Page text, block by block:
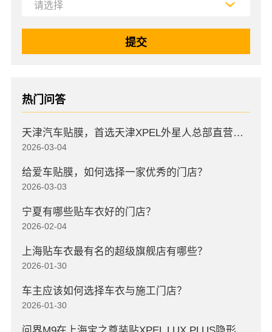
热门问答
天津汽车贴膜，首选天津XPEL外星人总部直营店，高口碑店
2026-03-04
给爱车贴膜，如何选择一家优秀的门店？
2026-03-03
宁夏有哪些贴车衣好的门店？
2026-02-04
上海贴车衣最有名的超级旗舰店有哪些？
2026-01-30
车主应该如何选择车衣与施工门店？
2026-01-30